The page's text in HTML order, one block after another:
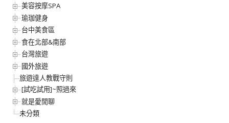
美容按摩SPA
瑜珈健身
台中美食區
食在北部&南部
台灣旅遊
國外旅遊
旅遊達人教戰守則
[試吃試用]~照過來
就是愛閒聊
未分類